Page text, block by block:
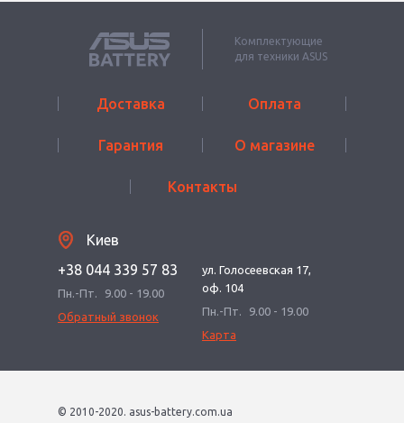
Комплектующие
для техники ASUS
Доставка Оплата
Гарантия О магазине
Контакты
Киев
+38 044 339 57 83
Пн.-Пт.
9.00 - 19.00
Обратный звонок
ул. Голосеевская 17,
оф. 104
Пн.-Пт.
9.00 - 19.00
Карта
© 2010-2020. asus-battery.com.ua